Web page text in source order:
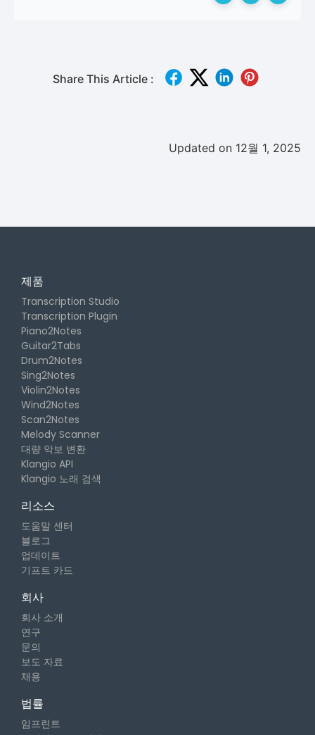
Share This Article :
Updated on 12월 1, 2025
제품
Transcription Studio
Transcription Plugin
Piano2Notes
Guitar2Tabs
Drum2Notes
Sing2Notes
Violin2Notes
Wind2Notes
Scan2Notes
Melody Scanner
대량 악보 변환
Klangio API
Klangio 노래 검색
리소스
도움말 센터
블로그
업데이트
기프트 카드
회사
회사 소개
연구
문의
보도 자료
채용
법률
임프린트